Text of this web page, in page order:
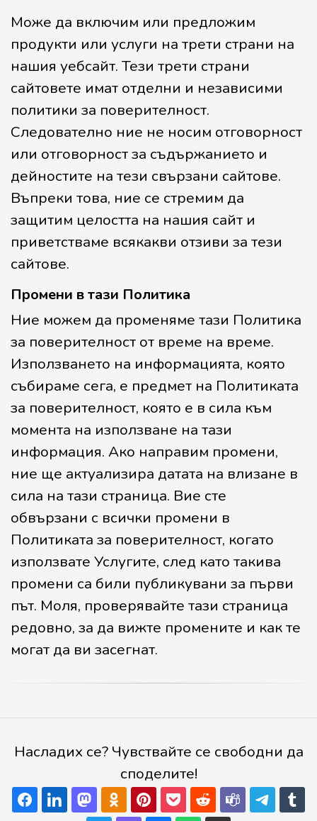
Може да включим или предложим
продукти или услуги на трети страни на
нашия уебсайт. Тези трети страни
сайтовете имат отделни и независими
политики за поверителност.
Следователно ние не носим отговорност
или отговорност за съдържанието и
дейностите на тези свързани сайтове.
Въпреки това, ние се стремим да
защитим целостта на нашия сайт и
приветстваме всякакви отзиви за тези
сайтове.
Промени в тази Политика
Ние можем да променяме тази Политика
за поверителност от време на време.
Използването на информацията, която
събираме сега, е предмет на Политиката
за поверителност, която е в сила към
момента на използване на тази
информация. Ако направим промени,
ние ще актуализира датата на влизане в
сила на тази страница. Вие сте
обвързани с всички промени в
Политиката за поверителност, когато
използвате Услугите, след като такива
промени са били публикувани за първи
път. Моля, проверявайте тази страница
редовно, за да вижте промените и как те
могат да ви засегнат.
Насладих се? Чувствайте се свободни да
споделите!